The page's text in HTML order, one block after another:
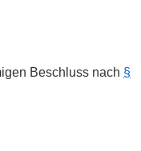
Beschluss nach §